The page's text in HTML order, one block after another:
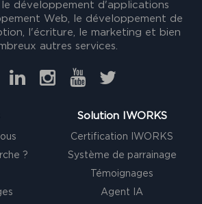
développement d'applications
Web, le développement de
l'écriture, le marketing et bien
autres services.
?
Solution IWORKS
Certification IWORKS
Système de parrainage
Témoignages
Agent IA